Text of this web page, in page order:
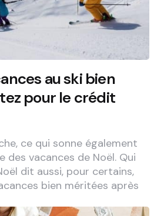
au ski bien
pour le crédit
ce qui sonne également
des vacances de Noël. Qui
dit aussi, pour certains,
bien méritées après